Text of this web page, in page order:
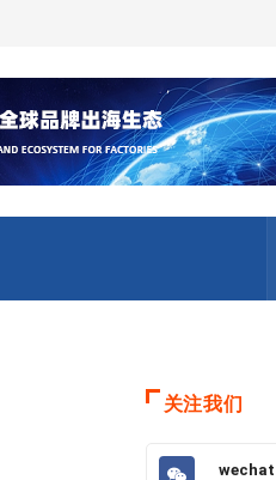
关注我们
wechat